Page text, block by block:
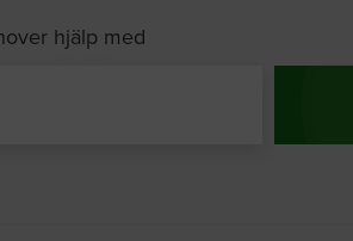
hjälp med